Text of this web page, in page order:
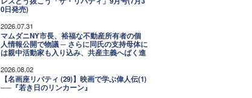
0日発売)
2026.07.31
マムダニNY市長、裕福な不動産所有者の個
人情報公開で物議 ─ さらに同氏の支持母体に
は親中活動家も入り込み、共産主義へばく進
2026.08.02
【名画座リバティ (29)】映画で学ぶ偉人伝(1)
──『若き日のリンカーン』